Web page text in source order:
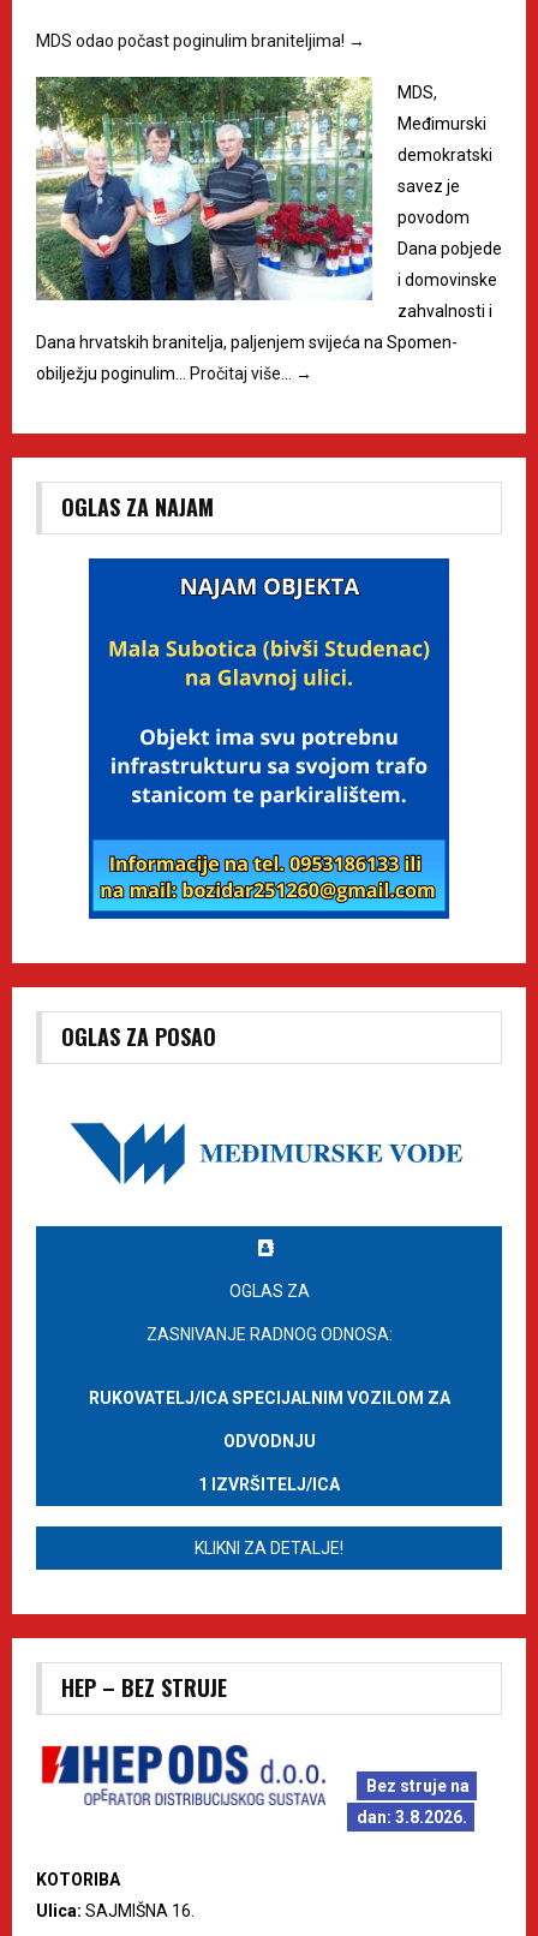
MDS odao počast poginulim braniteljima! →
MDS,
Međimurski
demokratski
savez je
povodom
Dana pobjede
i domovinske
zahvalnosti i
Dana hrvatskih branitelja, paljenjem svijeća na Spomen-
obilježju poginulim…
Pročitaj više… →
OGLAS ZA NAJAM
OGLAS ZA POSAO
OGLAS ZA
ZASNIVANJE RADNOG ODNOSA:
RUKOVATELJ/ICA SPECIJALNIM VOZILOM ZA
ODVODNJU
1 IZVRŠITELJ/ICA
KLIKNI ZA DETALJE!
HEP – BEZ STRUJE
Bez struje na
dan: 3.8.2026.
KOTORIBA
Ulica: SAJMIŠNA 16.